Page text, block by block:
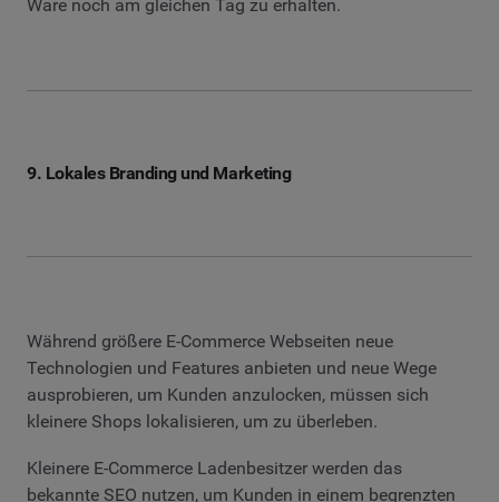
Ware noch am gleichen Tag zu erhalten.
9. Lokales Branding und Marketing
Während größere E-Commerce Webseiten neue
Technologien und Features anbieten und neue Wege
ausprobieren, um Kunden anzulocken, müssen sich
kleinere Shops lokalisieren, um zu überleben.
Kleinere E-Commerce Ladenbesitzer werden das
bekannte SEO nutzen, um Kunden in einem begrenzten